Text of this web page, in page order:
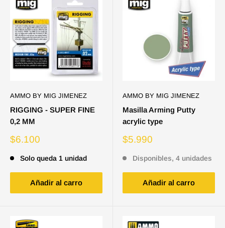
AMMO BY MIG JIMENEZ
RIGGING - SUPER FINE
0,2 MM
Precio
venta
$6.100
Solo queda 1 unidad
Añadir al carro
AMMO BY MIG JIMENEZ
Masilla Arming Putty
acrylic type
Precio
venta
$5.990
Disponibles, 4 unidades
Añadir al carro